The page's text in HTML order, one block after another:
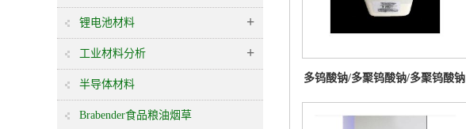
锂电池材料 +
工业材料分析 +
半导体材料
Brabender食品粮油烟草
多钨酸钠/多聚钨酸钠/多聚钨酸钠
重液粉